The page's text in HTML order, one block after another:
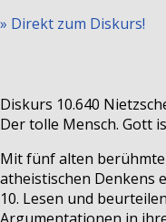
» Direkt zum Diskurs!
Diskurs 10.640
Der tolle Mensch. Gott
Mit fünf alten
atheistischen Denkens
10. Lesen und